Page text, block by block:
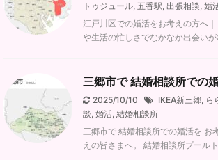
トゥジュール, 五香駅, 出張相談, 婚
江戸川区での婚活をお考えの方へ
や生活の忙しさでなかなか出会い
三郷市で 結婚相談所での
2025/10/10 IKEA新三郷, ら
談, 婚活, 結婚相談所
三郷市で 結婚相談所での婚活を お
えの皆さまへ。 結婚相談所プール